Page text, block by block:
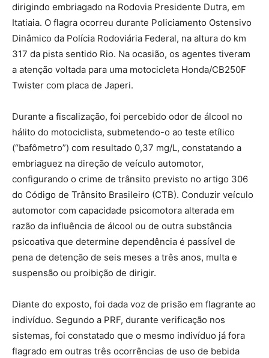
dirigindo embriagado na Rodovia Presidente Dutra, em
Itatiaia. O flagra ocorreu durante Policiamento Ostensivo
Dinâmico da Polícia Rodoviária Federal, na altura do km
317 da pista sentido Rio. Na ocasião, os agentes tiveram
a atenção voltada para uma motocicleta Honda/CB250F
Twister com placa de Japeri.
Durante a fiscalização, foi percebido odor de álcool no
hálito do motociclista, submetendo-o ao teste etílico
(“bafômetro”) com resultado 0,37 mg/L, constatando a
embriaguez na direção de veículo automotor,
configurando o crime de trânsito previsto no artigo 306
do Código de Trânsito Brasileiro (CTB). Conduzir veículo
automotor com capacidade psicomotora alterada em
razão da influência de álcool ou de outra substância
psicoativa que determine dependência é passível de
pena de detenção de seis meses a três anos, multa e
suspensão ou proibição de dirigir.
Diante do exposto, foi dada voz de prisão em flagrante ao
indivíduo. Segundo a PRF, durante verificação nos
sistemas, foi constatado que o mesmo indivíduo já fora
flagrado em outras três ocorrências de uso de bebida